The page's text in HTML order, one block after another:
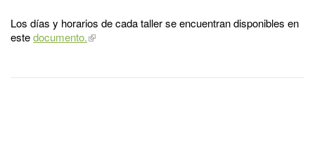
Los días y horarios de cada taller se encuentran disponibles en
estedocumento.